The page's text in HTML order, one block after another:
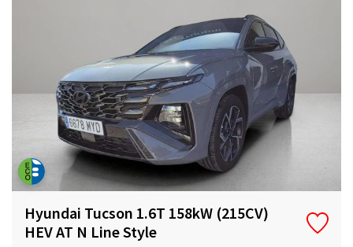
Hyundai Tucson 1.6T 158kW (215CV)
HEV AT N Line Style